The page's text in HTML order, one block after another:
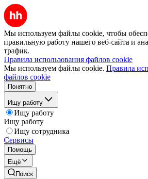
Мы используем файлы cookie, чтобы
правильную работу нашего веб-сайта и
трафик.
Правила использования файлов cookie
Мы используем файлы cookie. Правила
файлов cookie
Понятно
Ищу работу
Ищу работу
Ищу работу
Ищу сотрудника
Сервисы
Помощь
Ещё
Поиск